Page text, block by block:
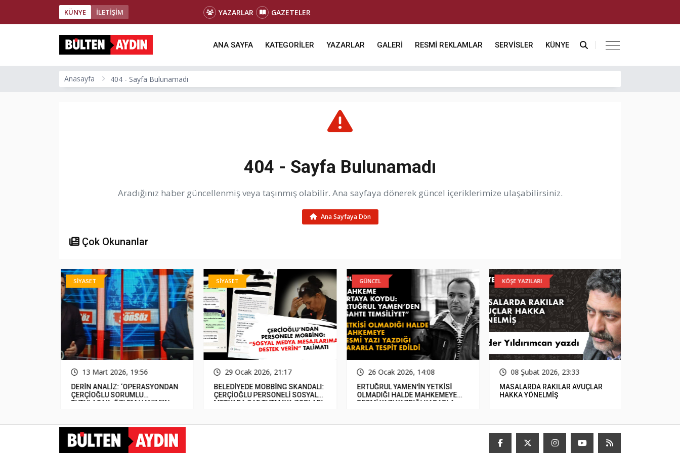
KÜNYE İLETİŞİM YAZARLAR GAZETELER
ANA SAYFA KATEGORİLER YAZARLAR GALERİ RESMİ REKLAMLAR SERVİSLER KÜNYE
Anasayfa 404 - Sayfa Bulunamadı
404 - Sayfa Bulunamadı
Aradığınız haber güncellenmiş veya taşınmış olabilir. Ana sayfaya dönerek güncel içeriklerimize ulaşabilirsiniz.
Ana Sayfaya Dön
Çok Okunanlar
SİYASET
13 Mart 2026, 19:56
DERİN ANALİZ: ‘OPERASYONDAN
ÇERÇİOĞLU SORUMLU
TUTULACAK. ÖZLEM HANIM’IN
SİYASET
29 Ocak 2026, 21:17
BELEDİYEDE MOBBİNG SKANDALI:
ÇERÇİOĞLU PERSONELİ SOSYAL
MEDYADA SAF TUTMAYA ZORLADI
GÜNCEL
26 Ocak 2026, 14:08
ERTUĞRUL YAMEN'İN YETKİSİ
OLMADIĞI HALDE MAHKEMEYE
RESMİ YAZI YAZDIĞI KARARLA
KÖŞE YAZILARI
08 Şubat 2026, 23:33
MASALARDA RAKILAR AVUÇLAR
HAKKA YÖNELMİŞ